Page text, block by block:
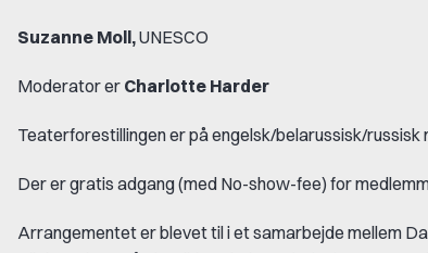
Suzanne Moll,UNESCO
Moderator er Charlotte Harder
Teaterforestillingen er på engelsk/belarussisk/russisk
Der er gratis adgang (med No-show-fee) for
Arrangementet er blevet til i et samarbejde mellem